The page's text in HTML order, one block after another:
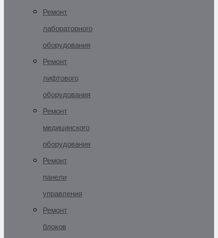
Ремонт
лабораторного
оборудования
Ремонт
лифтового
оборудования
Ремонт
медицинского
оборудования
Ремонт
панели
управления
Ремонт
блоков